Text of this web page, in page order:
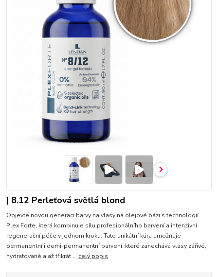
| 8.12 Perleťová světlá blond
Objevte novou generaci barvy na vlasy na olejové bázi s technologií
Plex Forte, která kombinuje sílu profesionálního barvení a intenzivní
regenerační péče v jednom kroku. Tato unikátní kúra umožňuje
permanentní i demi-permanentní barvení, které zanechává vlasy zářivé,
hydratované a až třikrát ... celý popis